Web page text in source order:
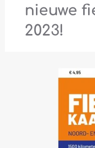
nieuwe
2023!